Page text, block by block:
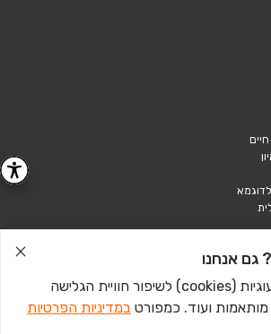
גם אנחנו
אנחנו משתמשים בעוגיות (cookies) לשיפור חוויית הגלישה
ועוד. כמפורט במדיניות הפרטיות